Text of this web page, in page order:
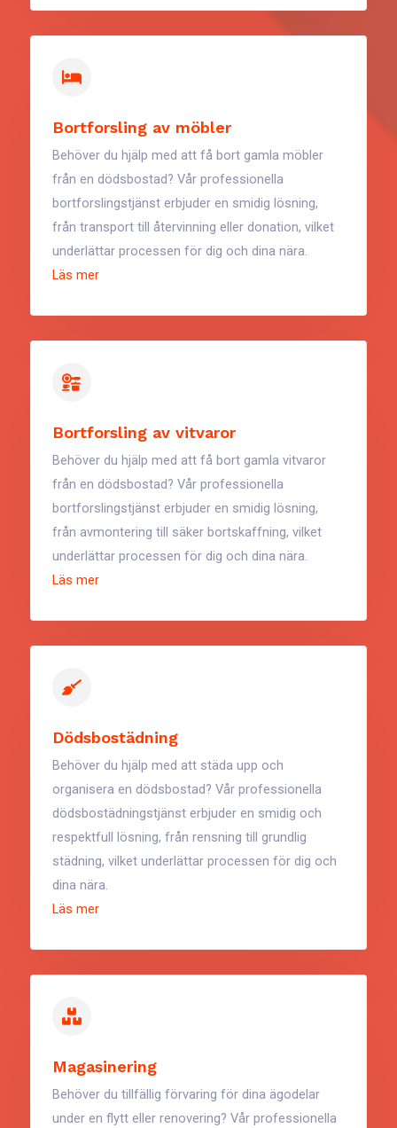
Bortforsling av möbler
Behöver du hjälp med att få bort gamla möbler
från en dödsbostad? Vår professionella
bortforslingstjänst erbjuder en smidig lösning,
från transport till återvinning eller donation, vilket
underlättar processen för dig och dina nära.
Läs mer
Bortforsling av vitvaror
Behöver du hjälp med att få bort gamla vitvaror
från en dödsbostad? Vår professionella
bortforslingstjänst erbjuder en smidig lösning,
från avmontering till säker bortskaffning, vilket
underlättar processen för dig och dina nära.
Läs mer
Dödsbostädning
Behöver du hjälp med att städa upp och
organisera en dödsbostad? Vår professionella
dödsbostädningstjänst erbjuder en smidig och
respektfull lösning, från rensning till grundlig
städning, vilket underlättar processen för dig och
dina nära.
Läs mer
Magasinering
Behöver du tillfällig förvaring för dina ägodelar
under en flytt eller renovering? Vår professionella